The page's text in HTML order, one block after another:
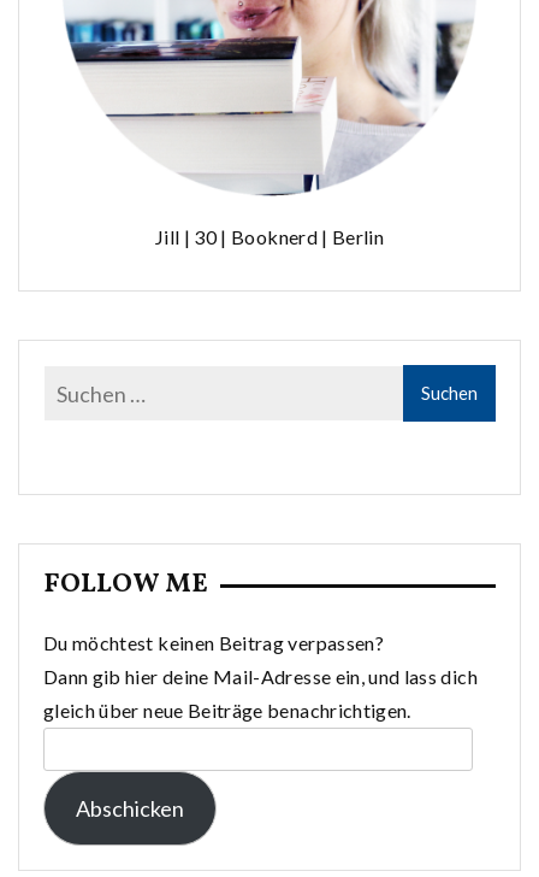
Jill | 30 | Booknerd | Berlin
FOLLOW ME
Du möchtest keinen Beitrag verpassen?
Dann gib hier deine Mail-Adresse ein, und lass dich
gleich über neue Beiträge benachrichtigen.
Mail-
Adresse:
Abschicken